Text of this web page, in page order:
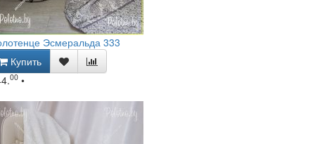
Эсмеральда 333
Купить
00 •